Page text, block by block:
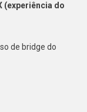
(experiência do
de bridge do